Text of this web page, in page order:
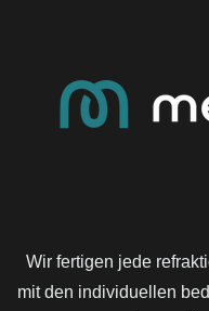
Wir fertigen jede
mit den individuellen